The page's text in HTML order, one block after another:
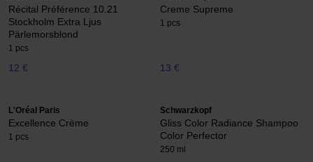
Récital Préférence 10.21
Stockholm Extra Ljus
Pärlemorsblond
1 pcs
12 €
Creme Supreme
1 pcs
13 €
L'Oréal Paris
Excellence Crème
1 pcs
Schwarzkopf
Gliss Color Radiance Shampoo
Color Perfector
250 ml